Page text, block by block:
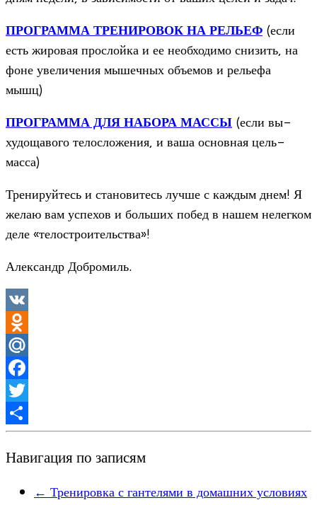
ПРОГРАММА ТРЕНИРОВОК НА РЕЛЬЕФ (если
есть жировая прослойка и ее необходимо снизить, на
фоне увеличения мышечных объемов и рельефа
мышц)
ПРОГРАММА ДЛЯ НАБОРА МАССЫ (если вы-
худощавого телосложения, и ваша основная цель-
масса)
Тренируйтесь и становитесь лучше с каждым днем! Я
желаю вам успехов и больших побед в нашем нелегком
деле «телостроительства»!
Александр Добромиль.
VK
Odnoklassniki
Mail.Ru
Facebook
Twitter
Отправить
Навигация по записям
← Тренировка с гантелями в домашних условиях